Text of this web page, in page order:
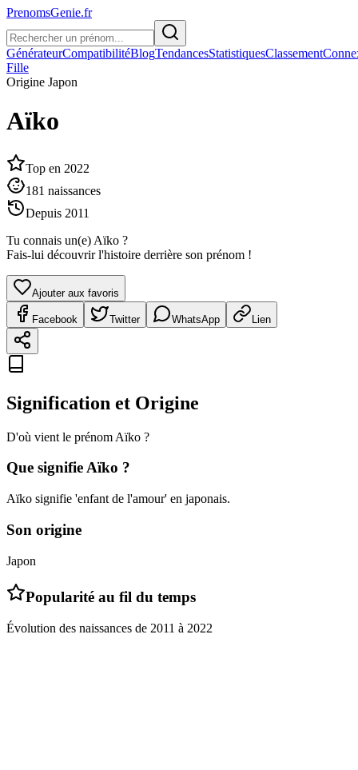
PrenomsGenie.fr
GénérateurCompatibilitéBlogTendancesStatistiquesClassement
Fille
Origine Japon
Aïko
Top en 2022
181 naissances
Depuis 2011
Tu connais un(e) Aïko ?
Fais-lui découvrir l'histoire derrière son prénom !
Ajouter aux favoris
Facebook Twitter WhatsApp Lien
Signification et Origine
D'où vient le prénom Aïko ?
Que signifieAïko ?
Aïko signifie 'enfant de l'amour' en japonais.
Son origine
Japon
Popularité au fil du temps
Évolution des naissances de 2011 à 2022